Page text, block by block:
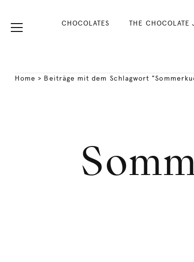
CHOCOLATES THE CHOCOLATE
Home > Beiträge mit dem Schlagwort